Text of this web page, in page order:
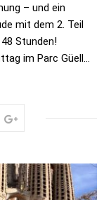
– und ein
mit dem 2. Teil
Stunden!
im Parc Güell…